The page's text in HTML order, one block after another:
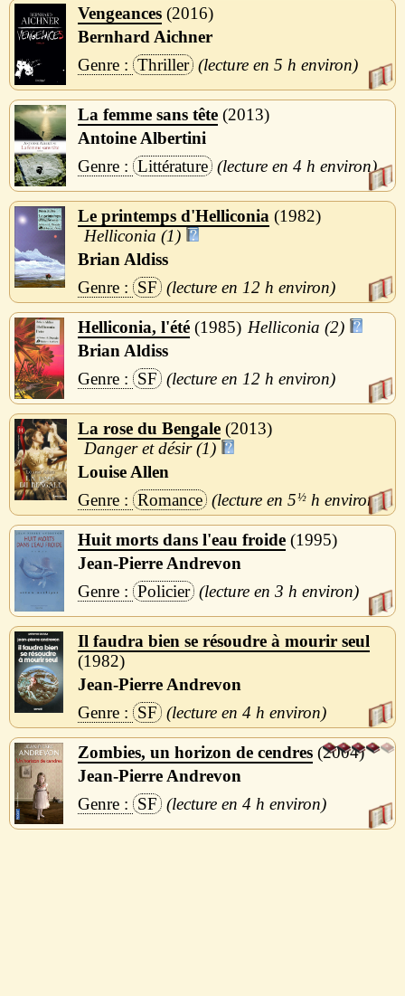
Vengeances 2016
Bernhard Aichner
Thriller
5 h
La femme sans tête 2013
Antoine Albertini
Littérature
4 h
Le printemps d'Helliconia
1982
Helliconia (1)
Brian Aldiss
SF
12 h
Helliconia, l'été 1985
Helliconia (2)
Brian Aldiss
SF
12 h
La rose du Bengale 2013
Danger et désir (1)
Louise Allen
Romance
5½ h
Huit morts dans l'eau froide 1995
Jean-Pierre Andrevon
Policier
3 h
Il faudra bien se résoudre à mourir seul
1982
Jean-Pierre Andrevon
SF
4 h
Zombies, un horizon de cendres 2004
Jean-Pierre Andrevon
SF
4 h